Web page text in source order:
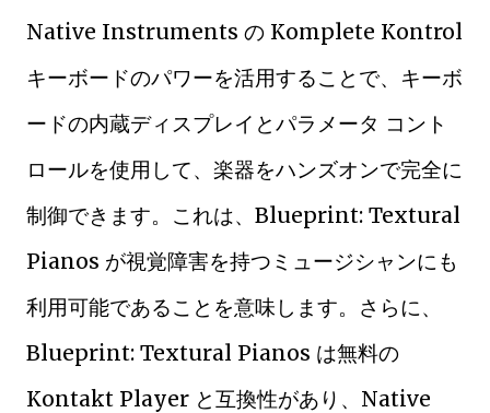
Native Instruments の Komplete Kontrol
キーボードのパワーを活用することで、キーボ
ードの内蔵ディスプレイとパラメータ コント
ロールを使用して、楽器をハンズオンで完全に
制御できます。これは、Blueprint: Textural
Pianos が視覚障害を持つミュージシャンにも
利用可能であることを意味します。さらに、
Blueprint: Textural Pianos は無料の
Kontakt Player と互換性があり、Native